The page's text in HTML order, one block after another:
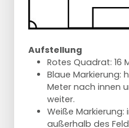
Aufstellung
Rotes Quadrat: 16
Blaue Markierung:
Meter nach innen
weiter.
Weiße
außerhalb des